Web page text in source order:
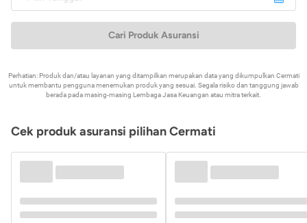
Cari Produk Asuransi
Perhatian: Produk dan/atau layanan yang ditampilkan merupakan data yang dikumpulkan Cermati
untuk membantu pengguna menemukan produk yang sesuai. Segala risiko dan tanggung jawab
berada pada masing-masing Lembaga Jasa Keuangan atau mitra terkait.
Cek produk asuransi pilihan Cermati